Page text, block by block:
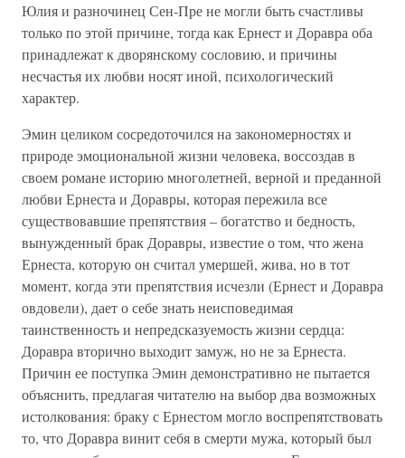
Юлия и разночинец Сен-Пре не могли быть счастливы
только по этой причине, тогда как Ернест и Доравра оба
принадлежат к дворянскому сословию, и причины
несчастья их любви носят иной, психологический
характер.
Эмин целиком сосредоточился на закономерностях и
природе эмоциональной жизни человека, воссоздав в
своем романе историю многолетней, верной и преданной
любви Ернеста и Доравры, которая пережила все
существовавшие препятствия – богатство и бедность,
вынужденный брак Доравры, известие о том, что жена
Ернеста, которую он считал умершей, жива, но в тот
момент, когда эти препятствия исчезли (Ернест и Доравра
овдовели), дает о себе знать неисповедимая
таинственность и непредсказуемость жизни сердца:
Доравра вторично выходит замуж, но не за Ернеста.
Причин ее поступка Эмин демонстративно не пытается
объяснить, предлагая читателю на выбор два возможных
истолкования: браку с Ернестом могло воспрепятствовать
то, что Доравра винит себя в смерти мужа, который был